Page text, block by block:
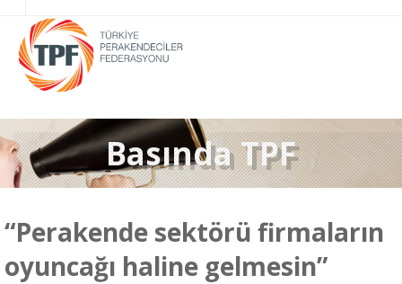
Basında TPF
“Perakende sektörü firmaların
oyuncağı haline gelmesin”